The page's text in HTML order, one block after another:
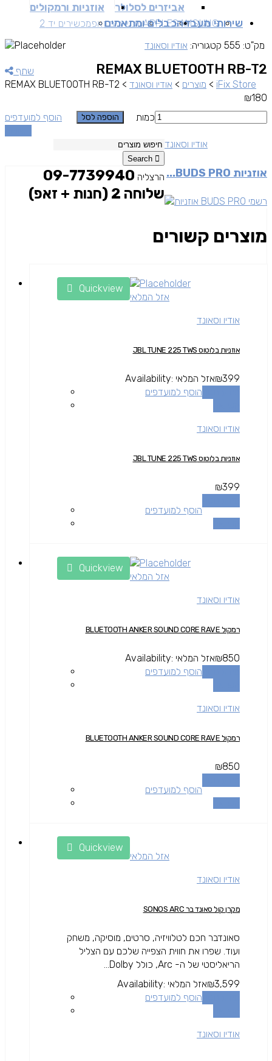
אביזרים לסלולר אוזניות ורמקולים
SAMSUNG
APPLEמכשירים זאפמכשירים יד 2 שירותי מעבדהכבלים ומתאמים
שתף
iFix Store
> מוצרים > אודיו וסאונד >
REMAX BLUETOOTH RB-T2
REMAX BLUETOOTH RB-T2
₪180
כמות
הוספה לסל
הוסף למועדפים
מק"ט: 555 קטגוריה: אודיו וסאונד
אודיו וסאונד
אוזניות BUDS PRO...
מוצרים קשורים
Quickview
אזל המלאי
אודיו וסאונד
אוזניות בלוטוס JBL TUNE 225 TWS
₪399
Availability: אזל המלאי
הוסף למועדפים
אודיו וסאונד
אוזניות בלוטוס JBL TUNE 225 TWS
₪399
הוסף למועדפים
Quickview
אזל המלאי
אודיו וסאונד
רמקול BLUETOOTH ANKER SOUND CORE RAVE
₪850
Availability: אזל המלאי
הוסף למועדפים
אודיו וסאונד
רמקול BLUETOOTH ANKER SOUND CORE RAVE
₪850
הוסף למועדפים
Quickview
אזל המלאי
אודיו וסאונד
מקרן קול סאונד בר SONOS ARC
סאונדבר חכם לטלוויזיה, סרטים, מוסיקה, משחק
ועוד. שפרו את חווית הצפייה שלכם עם הצליל
הריאליסטי של ה- Arc, כולל Dolby...
₪3,599
Availability: אזל המלאי
הוסף למועדפים
אודיו וסאונד
Search
הרצליה 09-7739940
שלוחה 2 (חנות + זאפ)